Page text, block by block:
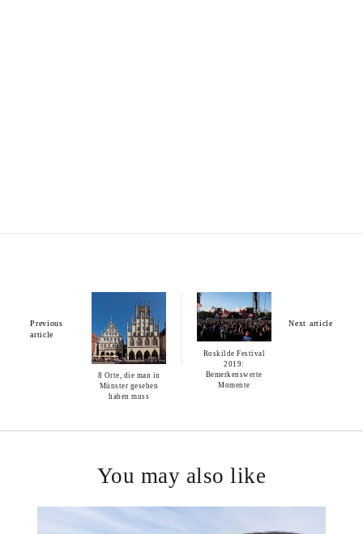
Previous
article
8 Orte, die man in
Münster gesehen
haben muss
Next article
Roskilde Festival
2019:
Bemerkenswerte
Momente
You may also like